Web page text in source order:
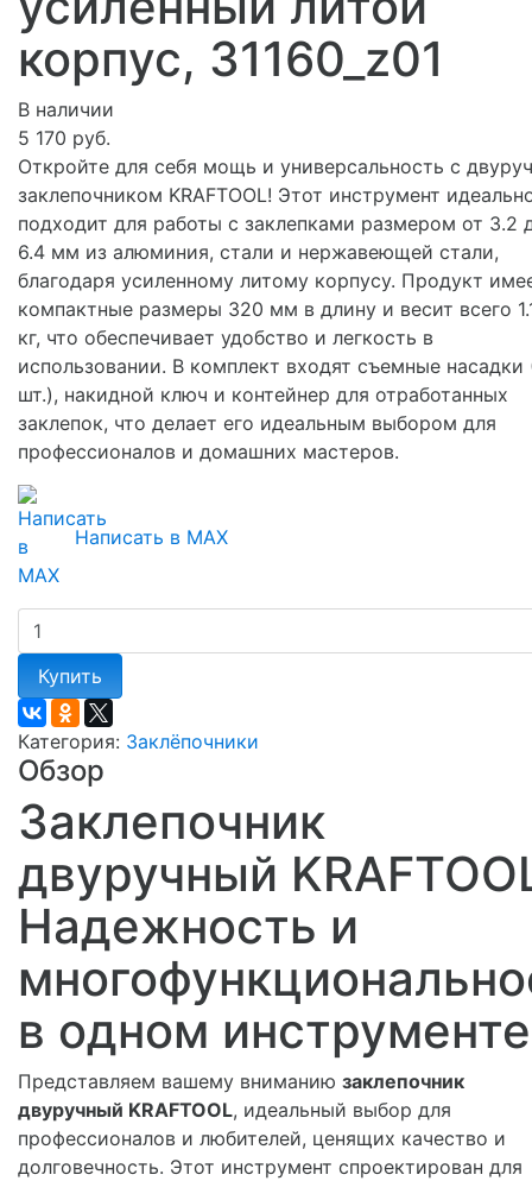
корпус, 31160_z01
В наличии
5 170 руб.
Откройте для себя мощь и универсальность с
заклепочником KRAFTOOL! Этот инструмент
подходит для работы с заклепками размером от 3.2
6.4 мм из алюминия, стали и нержавеющей стали,
благодаря усиленному литому корпусу. Продукт
компактные размеры 320 мм в длину и весит всего
кг, что обеспечивает удобство и легкость в
использовании. В комплект входят съемные насадки
шт.), накидной ключ и контейнер для отработанных
заклепок, что делает его идеальным выбором для
профессионалов и домашних мастеров.
Написать в MAX
Купить
Категория: Заклёпочники
Обзор
Заклепочник
двуручный
Надежность и
в одном инструменте
Представляем вашему вниманию заклепочник
двуручный KRAFTOOL, идеальный выбор для
профессионалов и любителей, ценящих качество и
долговечность. Этот инструмент спроектирован для